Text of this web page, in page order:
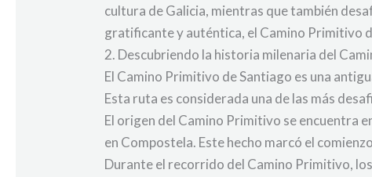
cultura de Galicia, mientras que también
gratificante y auténtica, el Camino Primitivo
2. Descubriendo la historia milenaria del
El Camino Primitivo de Santiago es una
Esta ruta es considerada una de las más
El origen del Camino Primitivo se encuentra
en Compostela. Este hecho marcó el
Durante el recorrido del Camino Primitivo,